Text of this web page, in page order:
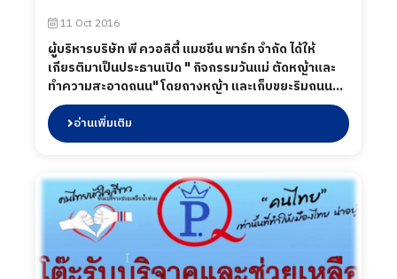
11 Oct 2016
ผู้บริหารบริษัท พี ควอลิตี้ แมชชีน พาร์ท จำกัด ได้ให้
เกียรติมาเป็นประธานเปิด " กิจกรรมวันแม่ ตัดหญ้าและ
ทำความสะอาดถนน" โดยถางหญ้า และเก็บขยะริมถนน
ตลอดสองข้างทางซอยไทยประกัน 1/4,1/5,1/6 เพื่อเป็น
สาธารณะประโยชน์แก่ผู้สัญจรไปมา เมื่อวันที่ 11 สิงหาคม
2559
อ่านเพิ่มเติม